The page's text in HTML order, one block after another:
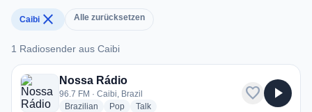
Caibi close Alle zurücksetzen
1 Radiosender aus Caibi
1 Radiosender aus Caibi
Nossa Rádio
96.7 FM · Caibi, Brazil
Brazilian radio stations
Popradio stations
Talkradio stations
favorite play_arrow